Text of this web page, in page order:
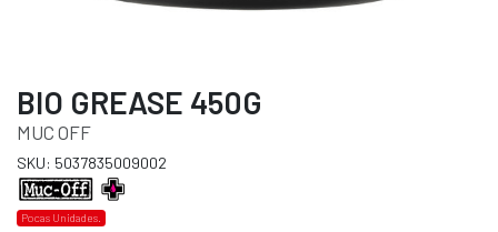
BIO GREASE 450G
MUC OFF
SKU: 5037835009002
Pocas Unidades.